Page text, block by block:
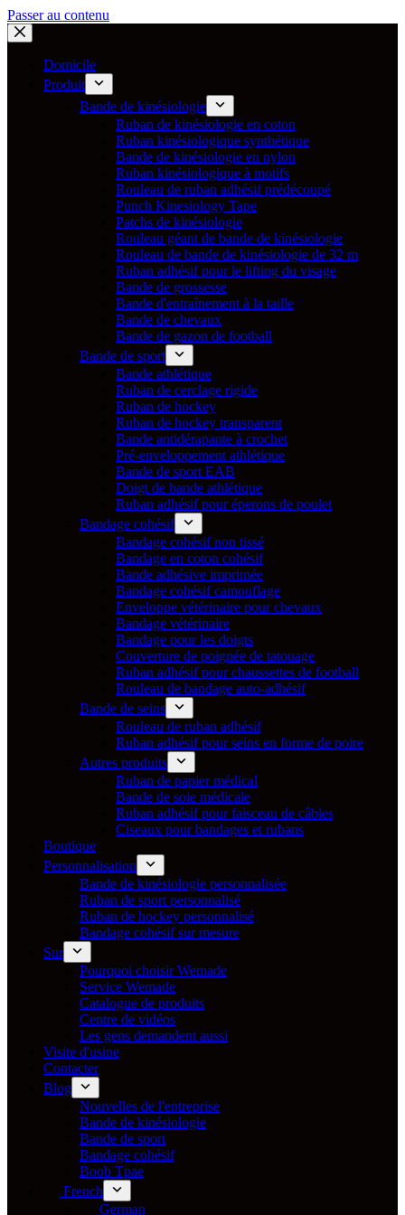
Passer au contenu
Domicile
Produit
Bande de kinésiologie
Ruban de kinésiologie en coton
Ruban kinésiologique synthétique
Bande de kinésiologie en nylon
Ruban kinésiologique à motifs
Rouleau de ruban adhésif prédécoupé
Punch Kinesiology Tape
Patchs de kinésiologie
Rouleau géant de bande de kinésiologie
Rouleau de bande de kinésiologie de 32 m
Ruban adhésif pour le lifting du visage
Bande de grossesse
Bande d'entraînement à la taille
Bande de chevaux
Bande de gazon de football
Bande de sport
Bande athlétique
Ruban de cerclage rigide
Ruban de hockey
Ruban de hockey transparent
Bande antidérapante à crochet
Pré-enveloppement athlétique
Bande de sport EAB
Doigt de bande athlétique
Ruban adhésif pour éperons de poulet
Bandage cohésif
Bandage cohésif non tissé
Bandage en coton cohésif
Bande adhésive imprimée
Bandage cohésif camouflage
Enveloppe vétérinaire pour chevaux
Bandage vétérinaire
Bandage pour les doigts
Couverture de poignée de tatouage
Ruban adhésif pour chaussettes de football
Rouleau de bandage auto-adhésif
Bande de seins
Rouleau de ruban adhésif
Ruban adhésif pour seins en forme de poire
Autres produits
Ruban de papier médical
Bande de soie médicale
Ruban adhésif pour faisceau de câbles
Ciseaux pour bandages et rubans
Boutique
Personnalisation
Bande de kinésiologie personnalisée
Ruban de sport personnalisé
Ruban de hockey personnalisé
Bandage cohésif sur mesure
Sur
Pourquoi choisir Wemade
Service Wemade
Catalogue de produits
Centre de vidéos
Les gens demandent aussi
Visite d'usine
Contacter
Blog
Nouvelles de l'entreprise
Bande de kinésiologie
Bande de sport
Bandage cohésif
Boob Tpae
French
German